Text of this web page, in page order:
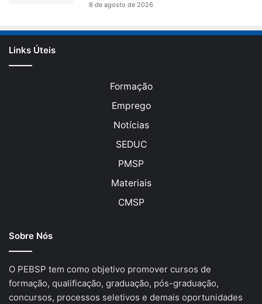
8 de agosto de 2026
Links Úteis
Formação
Emprego
Notícias
SEDUC
PMSP
Materiais
CMSP
Sobre Nós
O PEBSP tem como objetivo promover cursos de
formação, qualificação, graduação, pós-graduação,
concursos, processos seletivos e demais oportunidades